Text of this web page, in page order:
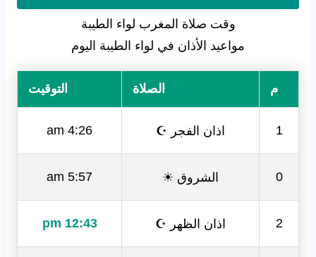
وقت صلاة المغرب لواء الطيبة
مواعيد الأذان في لواء الطيبة اليوم
م الصلاة التوقيت
1 اذان الفجر ☪ 4:26 am
0 الشروق ☀ 5:57 am
2 اذان الظهر ☪ 12:43 pm